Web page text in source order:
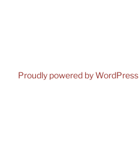
Proudly powered by WordPress